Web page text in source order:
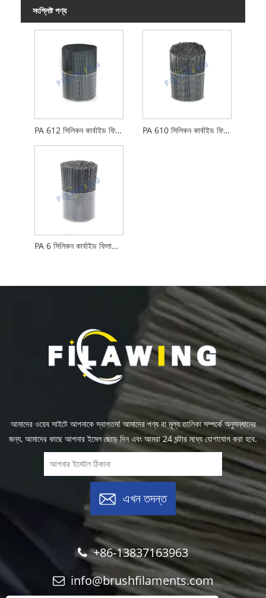
সংশ্লিষ্ট পণ্য
PA 612 সিলিকন কার্বাইড ফিলামেন্টস PA 610 সিলিকন কার্বাইড ফিলামেন্টস
PA 6 সিলিকন কার্বাইড ফিলামেন্টস
আমাদের ওয়েব সাইটে আপনাকে স্বাগতম! আমাদের পণ্য বা মূল্য তালিকা সম্পর্কে অনুসন্ধানের
জন্য, আমাদের কাছে আপনার ইমেল ছেড়ে দিন এবং আমরা 24 ঘন্টার মধ্যে যোগাযোগ করা হবে.
এখন তদন্ত
+86-13837163963
info@brushfilaments.com